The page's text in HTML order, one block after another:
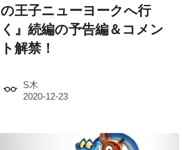
の王子ニューヨークへ行
く』続編の予告編＆コメン
ト解禁！
S木